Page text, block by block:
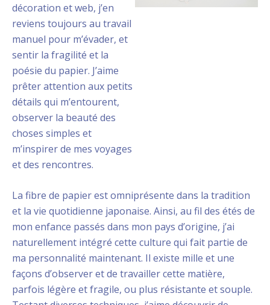
décoration et web, j’en
reviens toujours au travail
manuel pour m’évader, et
sentir la fragilité et la
poésie du papier. J’aime
prêter attention aux petits
détails qui m’entourent,
observer la beauté des
choses simples et
m’inspirer de mes voyages
et des rencontres.
La fibre de papier est omniprésente dans la tradition
et la vie quotidienne japonaise. Ainsi, au fil des étés de
mon enfance passés dans mon pays d’origine, j’ai
naturellement intégré cette culture qui fait partie de
ma personnalité maintenant. Il existe mille et une
façons d’observer et de travailler cette matière,
parfois légère et fragile, ou plus résistante et souple.